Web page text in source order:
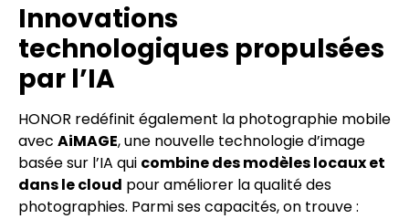
Innovations
technologiques propulsées
par l’IA
HONOR redéfinit également la photographie mobile
avec AiMAGE, une nouvelle technologie d’image
basée sur l’IA qui combine des modèles locaux et
dans le cloud pour améliorer la qualité des
photographies. Parmi ses capacités, on trouve :